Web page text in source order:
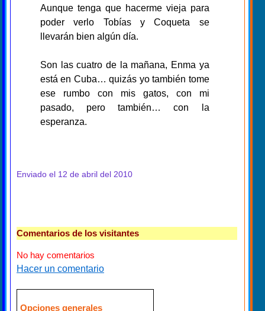
Aunque tenga que hacerme vieja para
poder verlo Tobías y Coqueta se
llevarán bien algún día.
Son las cuatro de la mañana, Enma ya
está en Cuba… quizás yo también tome
ese rumbo con mis gatos, con mi
pasado, pero también… con la
esperanza.
Enviado el 12 de abril del 2010
Comentarios de los visitantes
No hay comentarios
Hacer un comentario
Opciones generales